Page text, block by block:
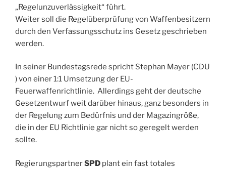
„Regelunzuverlässigkeit“ führt.
Weiter soll die Regelüberprüfung von Waffenbesitzern
durch den Verfassungsschutz ins Gesetz geschrieben
werden.
In seiner Bundestagsrede spricht Stephan Mayer (CDU
) von einer 1:1 Umsetzung der EU-
Feuerwaffenrichtlinie. Allerdings geht der deutsche
Gesetzentwurf weit darüber hinaus, ganz besonders in
der Regelung zum Bedürfnis und der Magazingröße,
die in der EU Richtlinie gar nicht so geregelt werden
sollte.
RegierungspartnerSPD plant ein fast totales